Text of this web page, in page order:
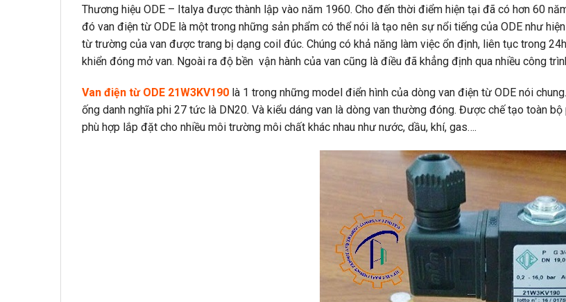
Thương hiệu ODE – Italya được thành lập vào năm 1960. Cho đến thời điểm hiện tại đã có hơn 60
đó van điện từ ODE là một trong những sản phẩm có thể nói là tạo nên sự nổi tiếng của ODE như
từ trường của van được trang bị dạng coil đúc. Chúng có khả năng làm việc ổn định, liên tục trong
khiển đóng mở van. Ngoài ra độ bền vận hành của van cũng là điều đã khẳng định qua nhiều công
Van điện từ ODE 21W3KV190 là 1 trong những model điển hình của dòng van điện từ ODE nói
ống danh nghĩa phi 27 tức là DN20. Và kiểu dáng van là dòng van thường đóng. Được chế tạo toàn
phù hợp lắp đặt cho nhiều môi trường môi chất khác nhau như nước, dầu, khí, gas….